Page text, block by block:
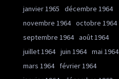
janvier 1965
décembre 1964
novembre 1964 octobre 1964
septembre 1964 août 1964
juillet 1964 juin 1964 mai 1964
mars 1964
février 1964